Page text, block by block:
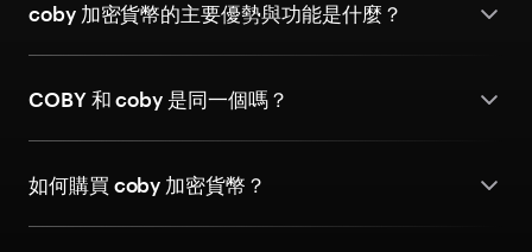
coby 加密貨幣的主要優勢與功能是什麼？
COBY 和 coby 是同一個嗎？
如何購買 coby 加密貨幣？